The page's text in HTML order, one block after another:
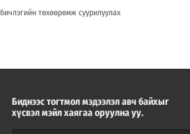
төхөөрөмж суурилуулах
Биднээс тогтмол мэдээлэл авч байхыг
хүсвэл мэйл хаягаа оруулна уу.